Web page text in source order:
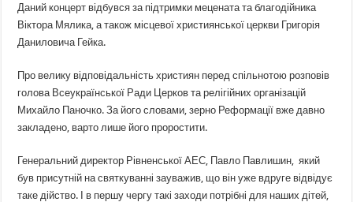
Даний концерт відбувся за підтримки мецената та благодійника
Віктора Мялика, а також місцевої християнської церкви Григорія
Даниловича Гейка.
Про велику відповідальність християн перед спільнотою розповів
голова Всеукраїнської Ради Церков та релігійних організацій
Михайло Паночко. За його словами, зерно Реформації вже давно
закладено, варто лише його проростити.
Генеральний директор Рівненської АЕС, Павло Павлишин, який
був присутній на святкуванні зауважив, що він уже вдруге відвідує
таке дійство. І в першу чергу такі заходи потрібні для наших дітей,